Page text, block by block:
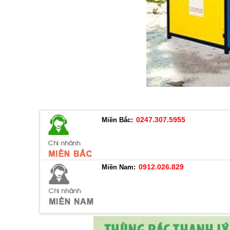
Miền Bắc: 0247.307.5955
Miền Nam: 0912.026.829